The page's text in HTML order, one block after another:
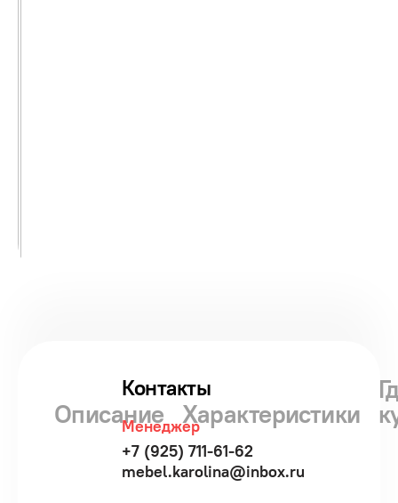
Описание Характеристики
Контакты
Менеджер
+7 (925) 711-61-62
mebel.karolina@inbox.ru